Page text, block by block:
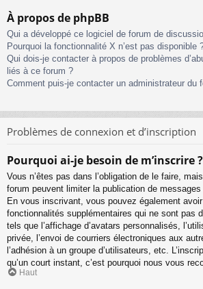
À propos de phpBB
Qui a développé ce logiciel de forum de
Pourquoi la fonctionnalité X n’est pas disponible
Qui dois-je contacter à propos de problèmes
liés à ce forum ?
Comment puis-je contacter un administrateur du
Problèmes de connexion et d’inscription
Pourquoi ai-je besoin de m’inscrire ?
Vous n’êtes pas dans l’obligation de le faire,
forum peuvent limiter la publication de
En vous inscrivant, vous pouvez également
fonctionnalités supplémentaires qui ne sont pas
tels que l’affichage d’avatars personnalisés,
privée, l’envoi de courriers électroniques aux
l’adhésion à un groupe d’utilisateurs, etc.
qu’un court instant, c’est pourquoi nous vous
Haut